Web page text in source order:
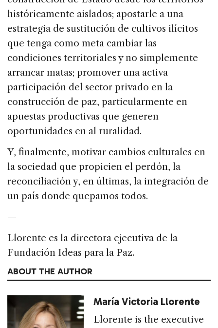
históricamente aislados; apostarle a una
estrategia de sustitución de cultivos ilícitos
que tenga como meta cambiar las
condiciones territoriales y no simplemente
arrancar matas; promover una activa
participación del sector privado en la
construcción de paz, particularmente en
apuestas productivas que generen
oportunidades en al ruralidad.
Y, finalmente, motivar cambios culturales en
la sociedad que propicien el perdón, la
reconciliación y, en últimas, la integración de
un país donde quepamos todos.
—
Llorente es la directora ejecutiva de la
Fundación Ideas para la Paz.
ABOUT THE AUTHOR
María Victoria Llorente
Llorente is the executive